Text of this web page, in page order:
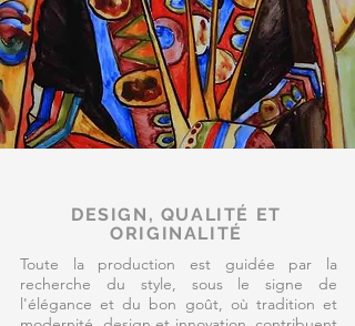
DESIGN, QUALITÉ ET
ORIGINALITÉ
Toute la production est guidée par la
recherche du style, sous le signe de
l'élégance et du bon goût, où tradition et